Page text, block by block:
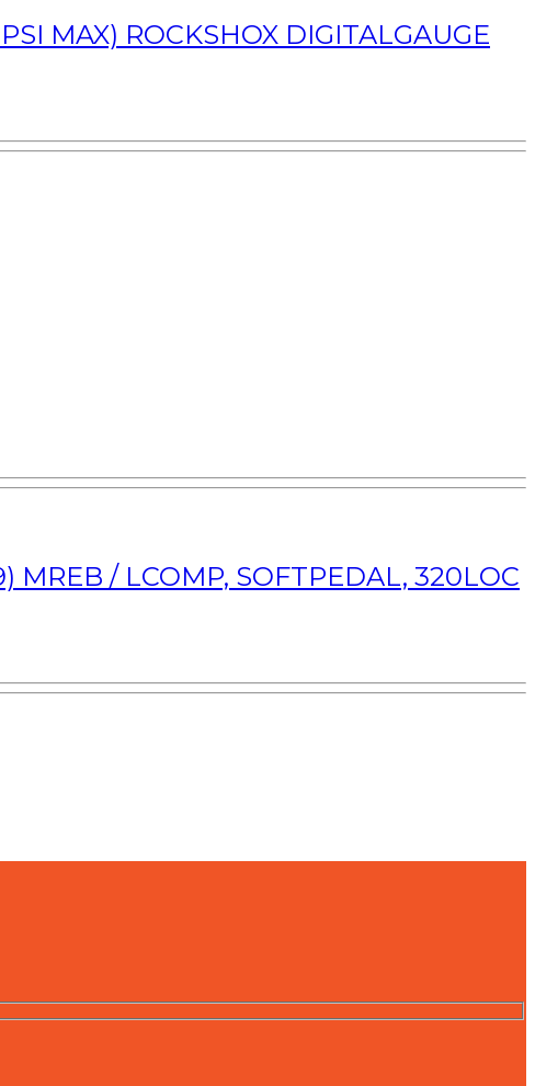
MAX) ROCKSHOX DIGITALGAUGE
MREB / LCOMP, SOFTPEDAL, 320LOC